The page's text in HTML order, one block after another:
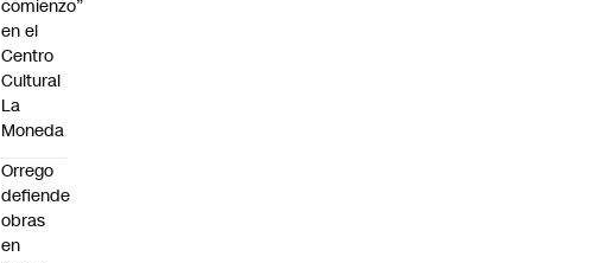
comienzo”
en el
Centro
Cultural
La
Moneda
Orrego
defiende
obras
en